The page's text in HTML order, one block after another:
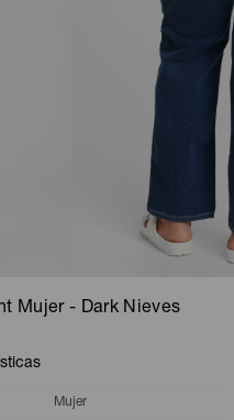
Mujer - Dark Nieves
Mujer